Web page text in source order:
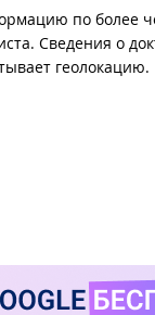
по более
Сведения о
геолокацию.